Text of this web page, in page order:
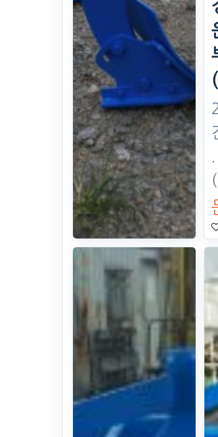
정공업사 하우
스용쟁기 이랑
4련
26식
. 152일 전
(1096)